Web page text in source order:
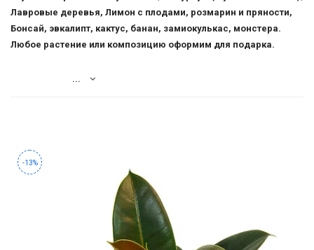
ОДНОЛЕТНИЕ
-
2026!
ПАРОЛЬ?
Лавровые деревья, Лимон с плодами, розмарин и пряности,
Бонсай, эвкалипт, кактус, банан, замиокулькас, монстера.
Любое растение или композицию оформим для подарка.
...
-13%